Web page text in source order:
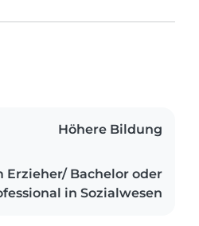
Höhere Bildung
Bachelor oder
in Sozialwesen